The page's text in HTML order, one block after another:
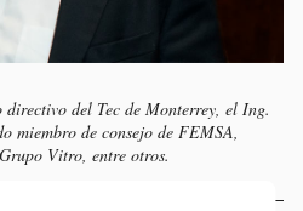
directivo del Tec de Monterrey, el Ing.
miembro de consejo de FEMSA,
Vitro, entre otros.